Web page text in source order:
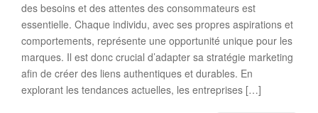
des besoins et des attentes des consommateurs est
essentielle. Chaque individu, avec ses propres aspirations et
comportements, représente une opportunité unique pour les
marques. Il est donc crucial d’adapter sa stratégie marketing
afin de créer des liens authentiques et durables. En
explorant les tendances actuelles, les entreprises […]